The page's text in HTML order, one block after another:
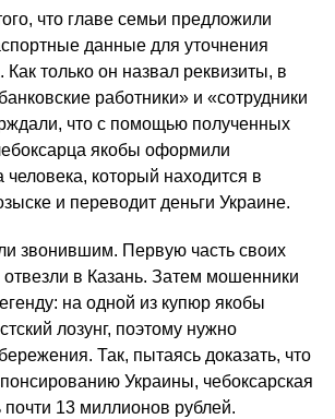
что главе семьи предложили
данные для уточнения
Как только он назвал реквизиты, в
работники» и «сотрудники
что с помощью полученных
якобы оформили
человека, который находится в
и переводит деньги Украине.
звонившим. Первую часть своих
в Казань. Затем мошенники
на одной из купюр якобы
лозунг, поэтому нужно
Так, пытаясь доказать, что
Украины, чебоксарская
13 миллионов рублей.